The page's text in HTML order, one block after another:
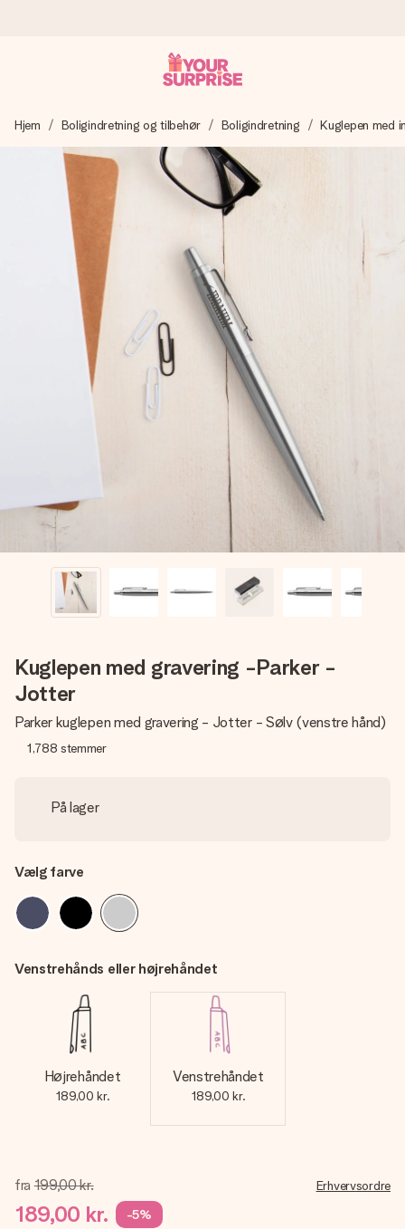
Vi laver din gave med omhu og sender den lynhurtigt – så
du kan give den på det helt rette tidspunkt, når den
betyder allermest.
4,7 (baseret på +15.000 anmeldelser)
Vores gaver inspirerer. Kunderne giver os 4,7 på Google
Reviews.
Gratis kort med hilsen
Lav noget særligt i blot få trin – med hendes navn, et
billede af dig eller en besked, der går lige i hendes hjerte.
Intet besvær men udelukkende en masse kærlighed i
Hjem Boligindretning og tilbehør Boligindretning Kuglepen med
Kuglepen med gravering -Parker -
Jotter
Parker kuglepen med gravering - Jotter - Sølv (venstre hånd)
1,788 stemmer
På lager
Vælg farve
Venstrehånds eller højrehåndet
Højrehåndet
189,00 kr.
Venstrehåndet
189,00 kr.
fra 199,00 kr.
189,00 kr. -5%
Erhvervsordre